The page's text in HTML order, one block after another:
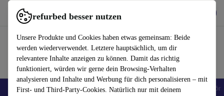
refurbed besser nutzen
Unsere Produkte und Cookies haben etwas gemeinsam: Beide
werden wiederverwendet. Letztere hauptsächlich, um dir
relevantere Inhalte anzeigen zu können. Damit das richtig
funktioniert, würden wir gerne dein Browsing-Verhalten
analysieren und Inhalte und Werbung für dich personalisieren – mit
First- und Third-Party-Cookies. Natürlich nur mit deinem
refurbed schnell und einfach nutzen
🎒 Back to school Handys Laptops Tablets Smartwatches Zubehör